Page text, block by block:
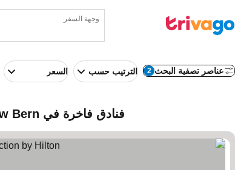
وجهة السفر
عناصر تصفية البحث 2 الترتيب حسب السعر
فنادق فاخرة في New Bern، الولايات المتحدة الأمريكية